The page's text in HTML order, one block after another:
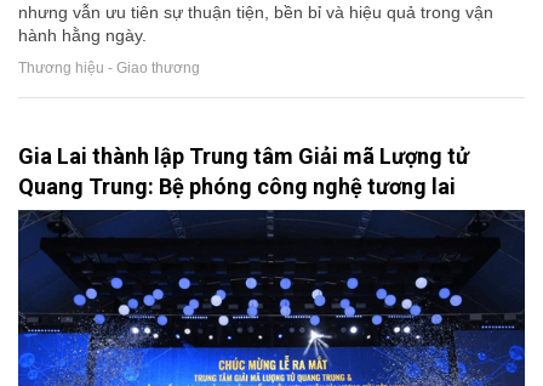
nhưng vẫn ưu tiên sự thuận tiện, bền bỉ và hiệu quả trong vận
hành hằng ngày.
Thương hiệu - Giao thương
Gia Lai thành lập Trung tâm Giải mã Lượng tử
Quang Trung: Bệ phóng công nghệ tương lai